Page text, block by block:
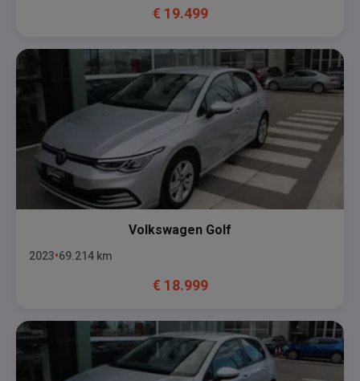
€ 19.499
Volkswagen Golf
2023 69.214 km
€ 18.999